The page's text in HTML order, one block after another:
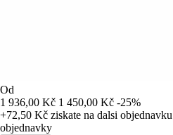
Od
1 936,00 Kč 1 450,00 Kč -25%
+72,50 Kč ziskate na dalsi objednavku
objednavky